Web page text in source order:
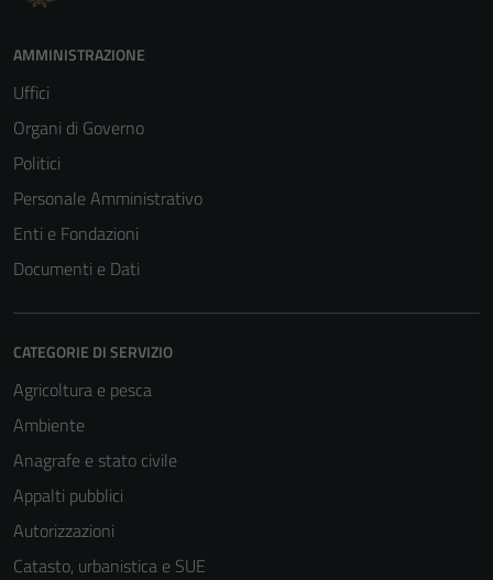
AMMINISTRAZIONE
Uffici
Organi di Governo
Politici
Personale Amministrativo
Enti e Fondazioni
Documenti e Dati
CATEGORIE DI SERVIZIO
Agricoltura e pesca
Ambiente
Anagrafe e stato civile
Appalti pubblici
Autorizzazioni
Catasto, urbanistica e SUE